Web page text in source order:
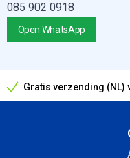
085 902 0918
Open WhatsApp
Gratis verzending (NL)